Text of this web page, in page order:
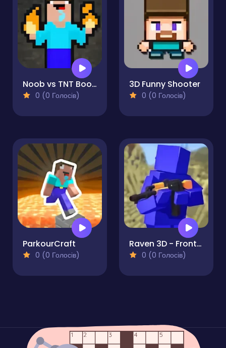
Noob vs TNT Boom
0 (0 Голосів)
3D Funny Shooter
0 (0 Голосів)
ParkourCraft
0 (0 Голосів)
Raven 3D - Front Line
0 (0 Голосів)